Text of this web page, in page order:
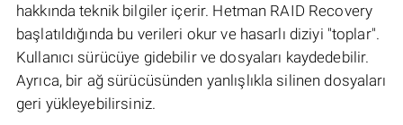
hakkında teknik bilgiler içerir. Hetman RAID Recovery
başlatıldığında bu verileri okur ve hasarlı diziyi "toplar".
Kullanıcı sürücüye gidebilir ve dosyaları kaydedebilir.
Ayrıca, bir ağ sürücüsünden yanlışlıkla silinen dosyaları
geri yükleyebilirsiniz.